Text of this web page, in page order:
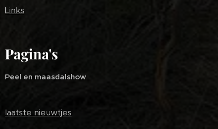
Links
Pagina's
Peel en maasdalshow
laatste nieuwtjes